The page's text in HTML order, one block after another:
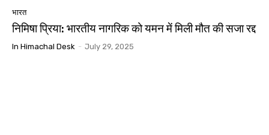
भारत
निमिषा प्रिया: भारतीय नागरिक को यमन में मिली मौत की सजा रद्द
In Himachal Desk - July 29, 2025